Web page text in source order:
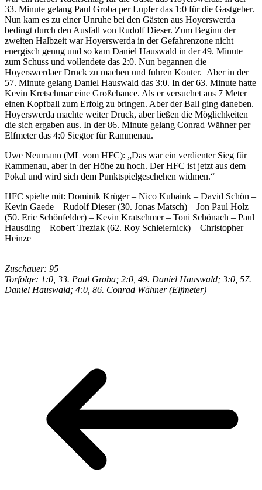
33. Minute gelang Paul Groba per Lupfer das 1:0 für die Gastgeber.
Nun kam es zu einer Unruhe bei den Gästen aus Hoyerswerda
bedingt durch den Ausfall von Rudolf Dieser. Zum Beginn der
zweiten Halbzeit war Hoyerswerda in der Gefahrenzone nicht
energisch genug und so kam Daniel Hauswald in der 49. Minute
zum Schuss und vollendete das 2:0. Nun begannen die
Hoyerswerdaer Druck zu machen und fuhren Konter. Aber in der
57. Minute gelang Daniel Hauswald das 3:0. In der 63. Minute hatte
Kevin Kretschmar eine Großchance. Als er versuchet aus 7 Meter
einen Kopfball zum Erfolg zu bringen. Aber der Ball ging daneben.
Hoyerswerda machte weiter Druck, aber ließen die Möglichkeiten
die sich ergaben aus. In der 86. Minute gelang Conrad Wähner per
Elfmeter das 4:0 Siegtor für Rammenau.
Uwe Neumann (ML vom HFC): „Das war ein verdienter Sieg für
Rammenau, aber in der Höhe zu hoch. Der HFC ist jetzt aus dem
Pokal und wird sich dem Punktspielgeschehen widmen.“
HFC spielte mit: Dominik Krüger – Nico Kubaink – David Schön –
Kevin Gaede – Rudolf Dieser (30. Jonas Matsch) – Jon Paul Holz
(50. Eric Schönfelder) – Kevin Kratschmer – Toni Schönach – Paul
Hausding – Robert Treziak (62. Roy Schleiernick) – Christopher
Heinze
Zuschauer: 95
Torfolge: 1:0, 33. Paul Groba; 2:0, 49. Daniel Hauswald; 3:0, 57.
Daniel Hauswald; 4:0, 86. Conrad Wähner (Elfmeter)